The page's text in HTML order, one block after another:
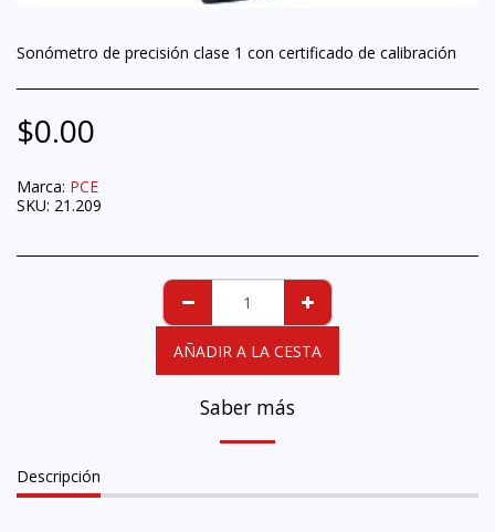
Sonómetro de precisión clase 1 con certificado de calibración
$0.00
Marca: PCE
SKU: 21.209
AÑADIR A LA CESTA
Saber más
Descripción